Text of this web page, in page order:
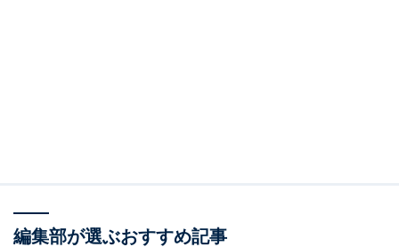
次ページ 正解を見る
編集部が選ぶおすすめ記事